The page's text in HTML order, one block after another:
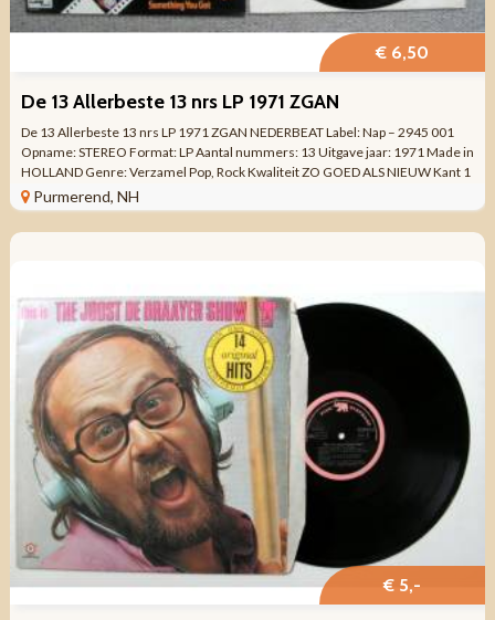
€ 6,50
De 13 Allerbeste 13 nrs LP 1971 ZGAN
De 13 Allerbeste 13 nrs LP 1971 ZGAN NEDERBEAT Label: Nap – 2945 001
Opname: STEREO Format: LP Aantal nummers: 13 Uitgave jaar: 1971 Made in
HOLLAND Genre: Verzamel Pop, Rock Kwaliteit ZO GOED ALS NIEUW Kant 1
A1 ...Purmerend, NH
€ 5,-